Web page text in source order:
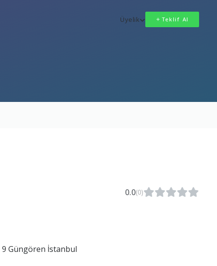
Üyelik Teklif Al
0.0(0)
Güngören İstanbul